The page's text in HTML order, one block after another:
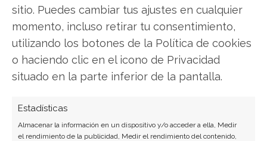
sitio. Puedes cambiar tus ajustes en cualquier
momento, incluso retirar tu consentimiento,
utilizando los botones de la Política de cookies
o haciendo clic en el icono de Privacidad
situado en la parte inferior de la pantalla.
Estadísticas
Almacenar la información en un dispositivo y/o acceder a ella, Medir
el rendimiento de la publicidad, Medir el rendimiento del contenido,
Apple